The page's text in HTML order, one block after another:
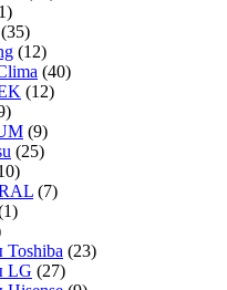
(35)
(12)
(40)
(12)
(9)
(25)
(7)
Toshiba (23)
LG (27)